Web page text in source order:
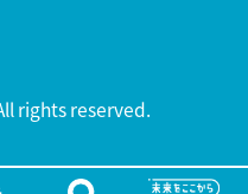
rights reserved.